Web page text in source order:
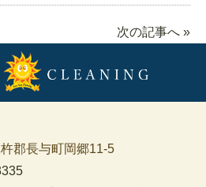
次の記事へ »
郡長与町岡郷11-5